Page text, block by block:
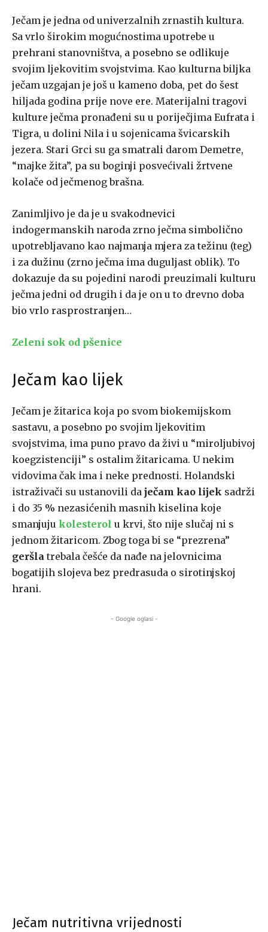
Ječam je jedna od univerzalnih zrnastih kultura.
Sa vrlo širokim mogućnostima upotrebe u
prehrani stanovništva, a posebno se odlikuje
svojim ljekovitim svojstvima. Kao kulturna biljka
ječam uzgajan je još u kameno doba, pet do šest
hiljada godina prije nove ere. Materijalni tragovi
kulture ječma pronađeni su u poriječjima Eufrata i
Tigra, u dolini Nila i u sojenicama švicarskih
jezera. Stari Grci su ga smatrali darom Demetre,
“majke žita”, pa su boginji posvećivali žrtvene
kolače od ječmenog brašna.
Zanimljivo je da je u svakodnevici
indogermanskih naroda zrno ječma simbolično
upotrebljavano kao najmanja mjera za težinu (teg)
i za dužinu (zrno ječma ima duguljast oblik). To
dokazuje da su pojedini narodi preuzimali kulturu
ječma jedni od drugih i da je on u to drevno doba
bio vrlo rasprostranjen…
Zeleni sok od pšenice
Ječam kao lijek
Ječam je žitarica koja po svom biokemijskom
sastavu, a posebno po svojim ljekovitim
svojstvima, ima puno pravo da živi u “miroljubivoj
koegzistenciji” s ostalim žitaricama. U nekim
vidovima čak ima i neke prednosti. Holandski
istraživači su ustanovili da ječam kao lijek sadrži
i do 35 % nezasićenih masnih kiselina koje
smanjuju kolesterol u krvi, što nije slučaj ni s
jednom žitaricom. Zbog toga bi se “prezrena”
geršla trebala češće da nađe na jelovnicima
bogatijih slojeva bez predrasuda o sirotinjskoj
hrani.
- Google oglasi -
Ječam nutritivna vrijednosti